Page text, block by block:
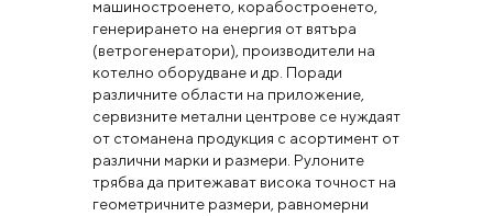
машиностроенето, корабостроенето,
генерирането на енергия от вятъра
(ветрогенератори), производители на
котелно оборудване и др. Поради
различните области на приложение,
cервизните метални центрове се нуждаят
от стоманена продукция с асортимент от
различни марки и размери. Рулоните
трябва да притежават висока точност на
геометричните размери, равномерни